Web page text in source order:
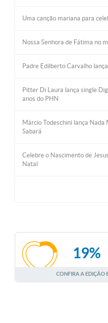
Uma canção mariana para
Nossa Senhora de Fátima no
Padre Edilberto Carvalho
Pitter Di Laura lança single
anos do PHN
Márcio Todeschini lança Nada
Sabará
Celebre o Nascimento de
Natal
AGOSTO
19%
CONFIRA A EDIÇÃO